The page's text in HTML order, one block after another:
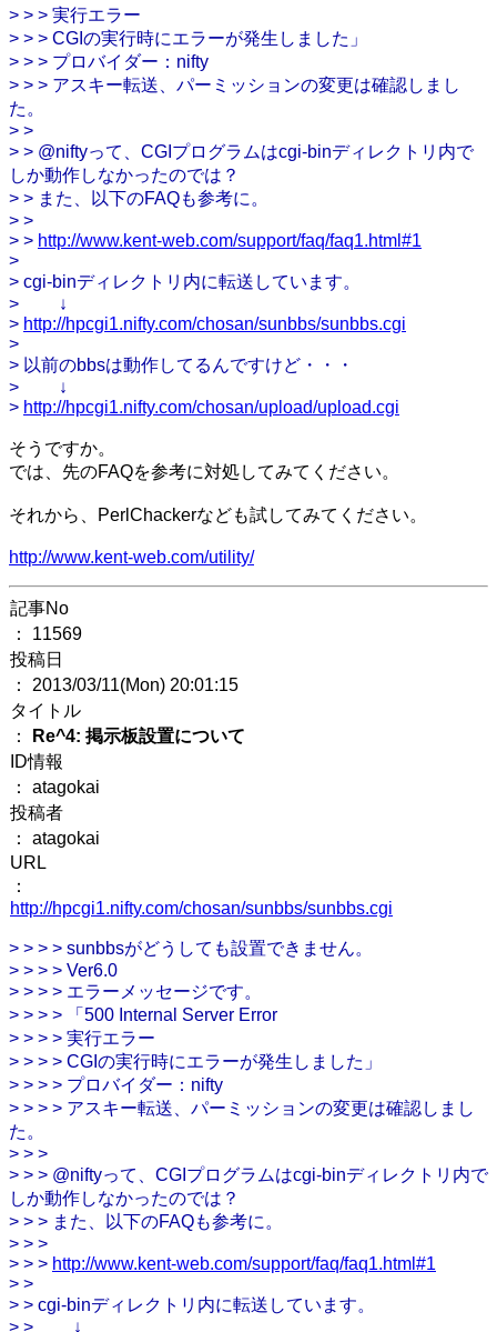
> > > 実行エラー
> > > CGIの実行時にエラーが発生しました」
> > > プロバイダー：nifty
> > > アスキー転送、パーミッションの変更は確認しまし
た。
> >
> > @niftyって、CGIプログラムはcgi-binディレクトリ内で
しか動作しなかったのでは？
> > また、以下のFAQも参考に。
> >
> > http://www.kent-web.com/support/faq/faq1.html#1
>
> cgi-binディレクトリ内に転送しています。
> ↓
> http://hpcgi1.nifty.com/chosan/sunbbs/sunbbs.cgi
>
> 以前のbbsは動作してるんですけど・・・
> ↓
> http://hpcgi1.nifty.com/chosan/upload/upload.cgi
そうですか。
では、先のFAQを参考に対処してみてください。
それから、PerlChackerなども試してみてください。
http://www.kent-web.com/utility/
記事No
： 11569
投稿日
： 2013/03/11(Mon) 20:01:15
タイトル
：
Re^4: 掲示板設置について
ID情報
： atagokai
投稿者
： atagokai
URL
：
http://hpcgi1.nifty.com/chosan/sunbbs/sunbbs.cgi
> > > > sunbbsがどうしても設置できません。
> > > > Ver6.0
> > > > エラーメッセージです。
> > > > 「500 Internal Server Error
> > > > 実行エラー
> > > > CGIの実行時にエラーが発生しました」
> > > > プロバイダー：nifty
> > > > アスキー転送、パーミッションの変更は確認しまし
た。
> > >
> > > @niftyって、CGIプログラムはcgi-binディレクトリ内で
しか動作しなかったのでは？
> > > また、以下のFAQも参考に。
> > >
> > > http://www.kent-web.com/support/faq/faq1.html#1
> >
> > cgi-binディレクトリ内に転送しています。
> > ↓